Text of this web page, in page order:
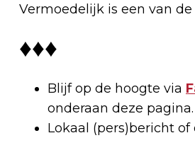
Vermoedelijk is een van
♦♦♦
Blijf op de hoogte via
onderaan deze pagina.
Lokaal (pers)bericht